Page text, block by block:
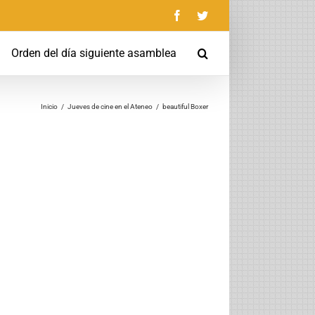
FacebookTwitter
Orden del día siguiente asamblea
Inicio / Jueves de cine en el Ateneo / beautiful Boxer